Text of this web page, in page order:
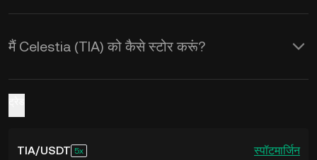
मैं Celestia (TIA) को कैसे स्टोर करूं?
TIA/USDT 5 स्पॉटमार्जिन